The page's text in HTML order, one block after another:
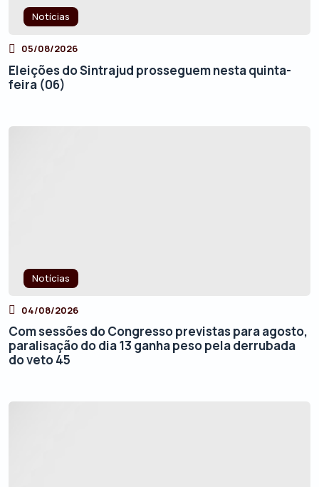
Notícias
05/08/2026
Eleições do Sintrajud prosseguem nesta quinta-
feira (06)
Notícias
04/08/2026
Com sessões do Congresso previstas para agosto,
paralisação do dia 13 ganha peso pela derrubada
do veto 45